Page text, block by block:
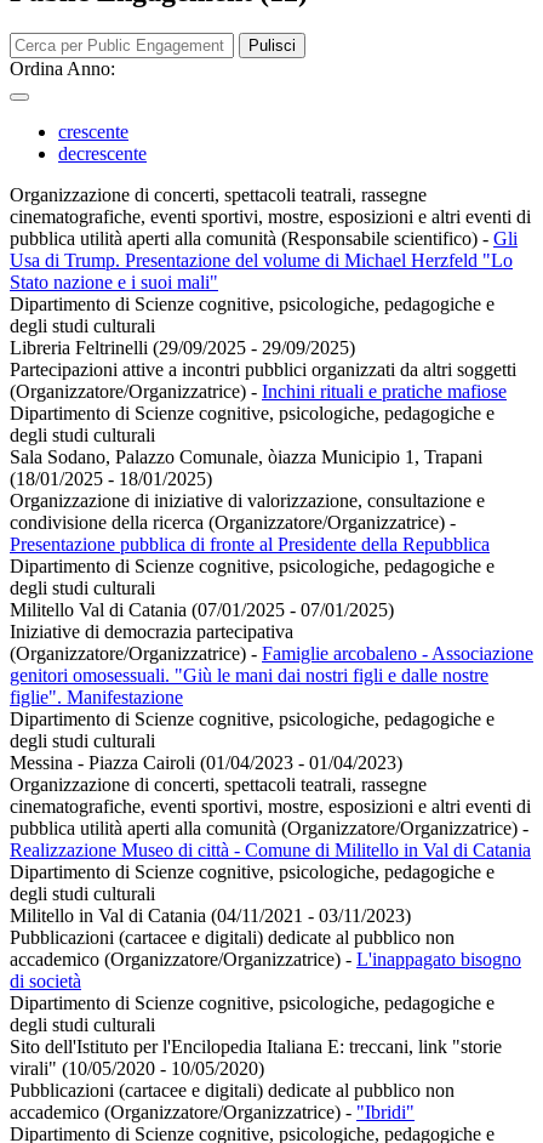
Pulisci
Ordina Anno:
crescente
decrescente
Organizzazione di concerti, spettacoli teatrali, rassegne
cinematografiche, eventi sportivi, mostre, esposizioni e altri eventi di
pubblica utilità aperti alla comunità (Responsabile scientifico) - Gli
Usa di Trump. Presentazione del volume di Michael Herzfeld "Lo
Stato nazione e i suoi mali"
Dipartimento di Scienze cognitive, psicologiche, pedagogiche e
degli studi culturali
Libreria Feltrinelli (29/09/2025 - 29/09/2025)
Partecipazioni attive a incontri pubblici organizzati da altri soggetti
(Organizzatore/Organizzatrice) - Inchini rituali e pratiche mafiose
Dipartimento di Scienze cognitive, psicologiche, pedagogiche e
degli studi culturali
Sala Sodano, Palazzo Comunale, òiazza Municipio 1, Trapani
(18/01/2025 - 18/01/2025)
Organizzazione di iniziative di valorizzazione, consultazione e
condivisione della ricerca (Organizzatore/Organizzatrice) -
Presentazione pubblica di fronte al Presidente della Repubblica
Dipartimento di Scienze cognitive, psicologiche, pedagogiche e
degli studi culturali
Militello Val di Catania (07/01/2025 - 07/01/2025)
Iniziative di democrazia partecipativa
(Organizzatore/Organizzatrice) - Famiglie arcobaleno - Associazione
genitori omosessuali. "Giù le mani dai nostri figli e dalle nostre
figlie". Manifestazione
Dipartimento di Scienze cognitive, psicologiche, pedagogiche e
degli studi culturali
Messina - Piazza Cairoli (01/04/2023 - 01/04/2023)
Organizzazione di concerti, spettacoli teatrali, rassegne
cinematografiche, eventi sportivi, mostre, esposizioni e altri eventi di
pubblica utilità aperti alla comunità (Organizzatore/Organizzatrice) -
Realizzazione Museo di città - Comune di Militello in Val di Catania
Dipartimento di Scienze cognitive, psicologiche, pedagogiche e
degli studi culturali
Militello in Val di Catania (04/11/2021 - 03/11/2023)
Pubblicazioni (cartacee e digitali) dedicate al pubblico non
accademico (Organizzatore/Organizzatrice) - L'inappagato bisogno
di società
Dipartimento di Scienze cognitive, psicologiche, pedagogiche e
degli studi culturali
Sito dell'Istituto per l'Encilopedia Italiana E: treccani, link "storie
virali" (10/05/2020 - 10/05/2020)
Pubblicazioni (cartacee e digitali) dedicate al pubblico non
accademico (Organizzatore/Organizzatrice) - "Ibridi"
Dipartimento di Scienze cognitive, psicologiche, pedagogiche e